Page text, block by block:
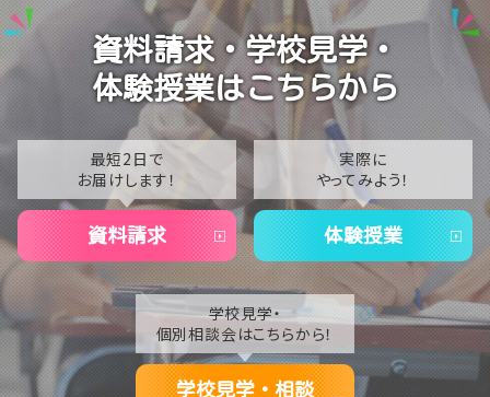
Vtuberという表現を学ぶ
2024
2023
2021
2020
資料請求・学校見学・
体験授業はこちらから
最短2日で
お届けします！
資料請求
実際に
やってみよう！
体験授業
学校見学・
個別相談会はこちらから！
学校見学・相談